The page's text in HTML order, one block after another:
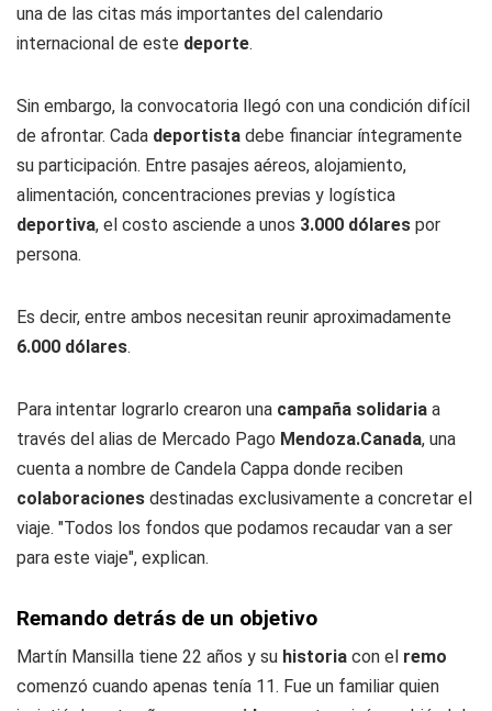
una de las citas más importantes del calendario
internacional de este deporte.
Sin embargo, la convocatoria llegó con una condición difícil
de afrontar. Cada deportista debe financiar íntegramente
su participación. Entre pasajes aéreos, alojamiento,
alimentación, concentraciones previas y logística
deportiva, el costo asciende a unos 3.000 dólares por
persona.
Es decir, entre ambos necesitan reunir aproximadamente
6.000 dólares.
Para intentar lograrlo crearon una campaña solidaria a
través del alias de Mercado Pago Mendoza.Canada, una
cuenta a nombre de Candela Cappa donde reciben
colaboraciones destinadas exclusivamente a concretar el
viaje. "Todos los fondos que podamos recaudar van a ser
para este viaje", explican.
Remando detrás de un objetivo
Martín Mansilla tiene 22 años y su historia con el remo
comenzó cuando apenas tenía 11. Fue un familiar quien